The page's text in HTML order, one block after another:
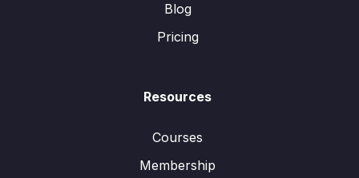
Blog
Pricing
Resources
Courses
Membership